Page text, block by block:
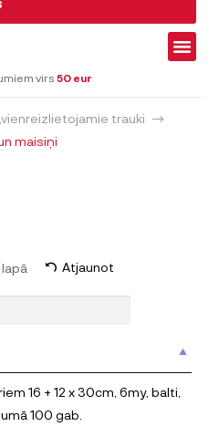
virs 50 eur
trauki
maisiņi
lapā Atjaunot
16 + 12 x 30cm, 6my, balti,
100 gab.